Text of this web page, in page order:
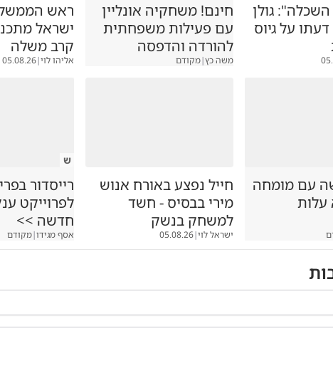
השכלה": גולן
על גיוס
חינם! משחקיה אונליין
עם פעילות משפחתית
להורדה והדפסה
משה כץ|מקודם
ראש
ישראל
קרב משלה
אליהו לוי|
05.08.26
עם מומחה
עלות
חייל נפצע באורח אנוש
מירי בבסיס - חשד
למשחק בנשק
ישראל לוי|
05.08.26
ש
רייסדור
לפרוייקט
חדשה >>
אסף מגידו|מקודם